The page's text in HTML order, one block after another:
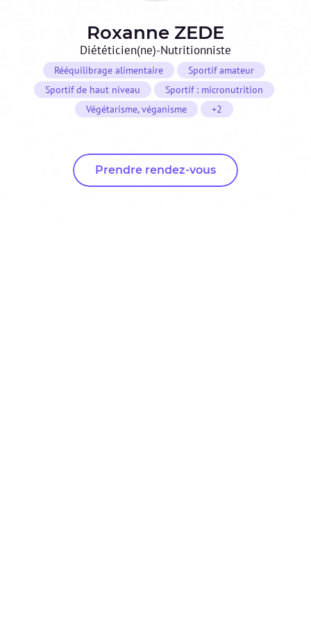
Roxanne ZEDE
Diététicien(ne)-Nutritionniste
Rééquilibrage alimentaire
Sportif amateur
Sportif de haut niveau
Sportif : micronutrition
Végétarisme, véganisme
+2
Prendre rendez-vous